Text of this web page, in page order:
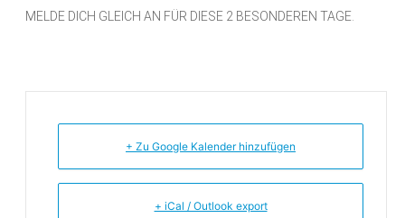
MELDE DICH GLEICH AN FÜR DIESE 2 BESONDEREN TAGE.
+ Zu Google Kalender hinzufügen
+ iCal / Outlook export